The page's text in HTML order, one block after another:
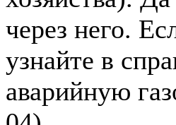
через него.
узнайте в
аварийную